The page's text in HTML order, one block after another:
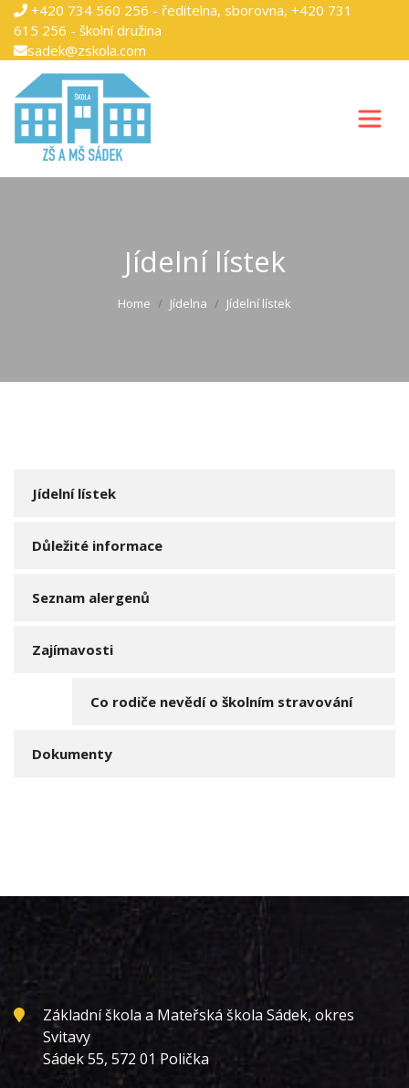
+420 734 560 256 - ředitelna, sborovna, +420 731
615 256 - školní družina
sadek@zskola.com
Jídelní lístek
Home Jídelna Jídelní lístek
Jídelní lístek
Důležité informace
Seznam alergenů
Zajímavosti
Co rodiče nevědí o školním stravování
Dokumenty
Základní škola a Mateřská škola Sádek, okres
Svitavy
Sádek 55, 572 01 Polička